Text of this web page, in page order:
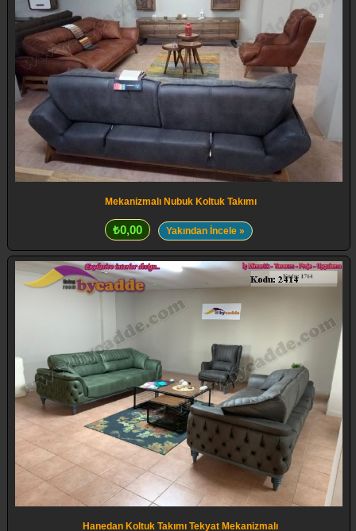
Mekanizmalı Nubuk Koltuk Takımı
₺0,00 Yakından İncele »
Hanedan Koltuk Takımı Tekyat Mekanizmalı